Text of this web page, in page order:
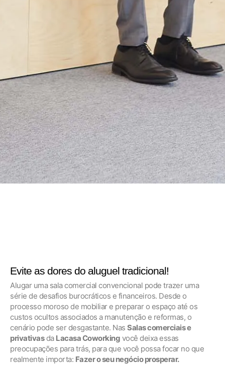
Evite as dores do aluguel tradicional!
Alugar uma sala comercial convencional pode trazer uma
série de desafios burocráticos e financeiros. Desde o
processo moroso de mobiliar e preparar o espaço até os
custos ocultos associados a manutenção e reformas, o
cenário pode ser desgastante. Nas Salas comerciais e
privativasda Lacasa Coworking você deixa essas
preocupações para trás, para que você possa focar no que
realmente importa: Fazer o seu negócio prosperar.